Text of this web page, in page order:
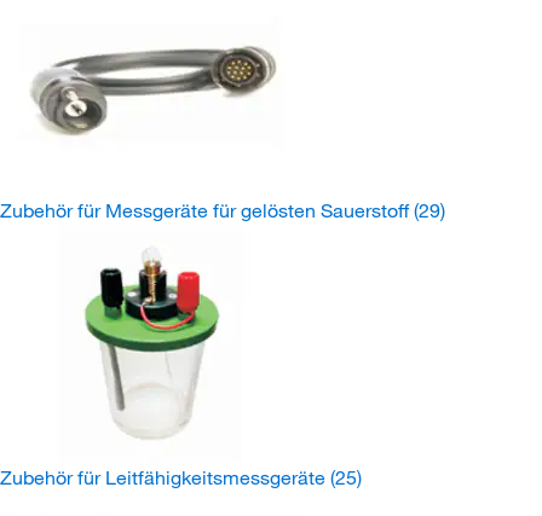
Zubehör für Messgeräte für gelösten Sauerstoff(29)
Zubehör für Leitfähigkeitsmessgeräte (25)